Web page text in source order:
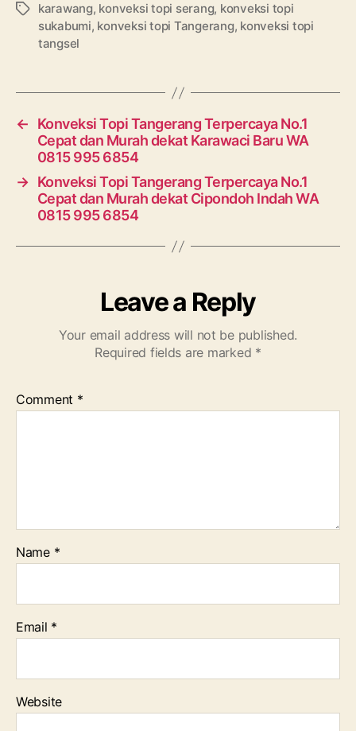
Tagskarawang, konveksi topi serang, konveksi topi
sukabumi, konveksi topi Tangerang, konveksi topi
tangsel
←
Konveksi Topi Tangerang Terpercaya No.1
Cepat dan Murah dekat Karawaci Baru WA
0815 995 6854
→ Konveksi Topi Tangerang Terpercaya No.1
Cepat dan Murah dekat Cipondoh Indah WA
0815 995 6854
Leave a Reply
Your email address will not be published.
Required fields are marked *
Comment *
Name *
Email *
Website